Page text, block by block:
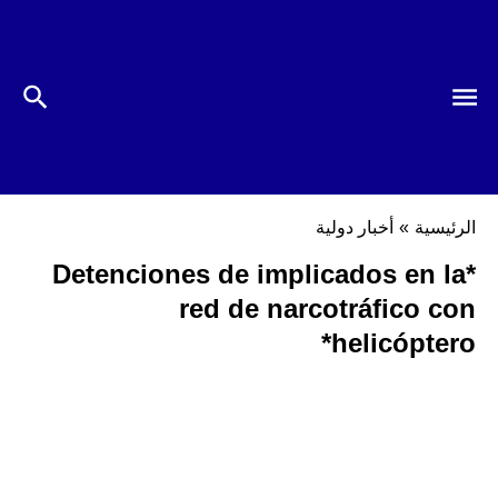
الرئيسية » أخبار دولية
*Detenciones de implicados en la
red de narcotráfico con
helicóptero*